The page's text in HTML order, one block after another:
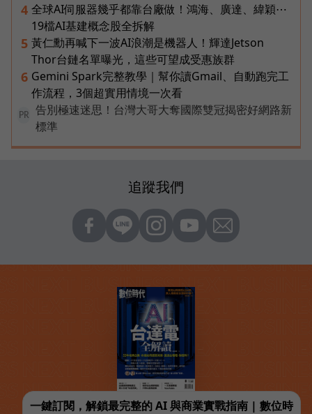
4 全球AI伺服器幾乎都靠台廠做！鴻海、廣達、緯穎⋯
19檔AI基建概念股全拆解
5 黃仁勳再喊下一波AI浪潮是機器人！輝達Jetson
Thor台鏈名單曝光，這些可望成受惠族群
6 Gemini Spark完整教學｜幫你讀Gmail、自動跑完工
作流程，3個超實用情境一次看
PR
告別極速迷思！台灣大哥大奪國際雙冠揭密好網路新
標準
追蹤我們
一鍵訂閱，解鎖最完整的 AI 與商業實戰指南 | 數位時